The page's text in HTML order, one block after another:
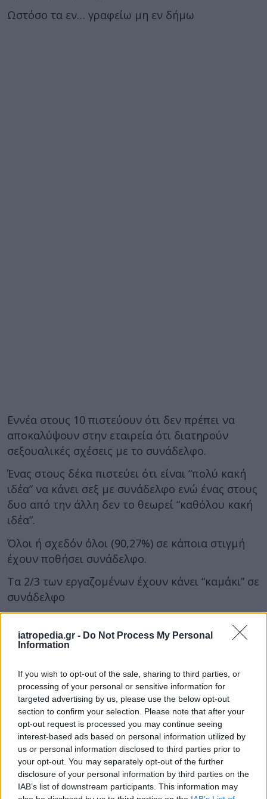
iatropedia.gr - Do Not Process My Personal
Information
If you wish to opt-out of the sale, sharing to third parties, or
processing of your personal or sensitive information for
targeted advertising by us, please use the below opt-out
section to confirm your selection. Please note that after your
opt-out request is processed you may continue seeing
interest-based ads based on personal information utilized by
us or personal information disclosed to third parties prior to
your opt-out. You may separately opt-out of the further
disclosure of your personal information by third parties on the
IAB’s list of downstream participants. This information may
Ωστόσο τα εν… γραφείω μη εν δήμω
Εννέα στους 10 πιστεύουν ότι δεν πρέπει να
αποκαλύψουν στην εταιρεία ότι διατηρούν
σεξουαλικές σχέσεις με το συνάδελφο.
Ένας στους δέκα πιστεύει ότι είναι “πολύ κακή
ιδέα” να κάνει σεξ με συνάδελφο ενώ ένας στους
δυο από την άλλη δεν το θεωρεί “καθόλου κακή
ιδέα”.
Όλοι ή σχεδόν όλοι (90,27%) σε κάποια στιγμή
έχουν ποθήσει συνάδελφο.
Τα 2/3 των εργαζομένων έχουν κάνει “καμάκι” σε
συνάδελφο
τον έρωτα του για το συνάδελφο του.
έρευνα δεν παραιτήθηκε για τον μεγάλο του
έρωτα με τον συνάδελφο.
Η πλειοψηφία υποψιάζεται αν και δεν έχει απτές
αποδείξεις ποιοι είναι οι συνάδελφοι που έχουν
ερωτικές επαφές.
ΔΙΑΒΑΣΤΕ ΕΠΙΣΗΣ:
Είμαι έγκυος! Πόσα κιλά πρέπει να πάρω;